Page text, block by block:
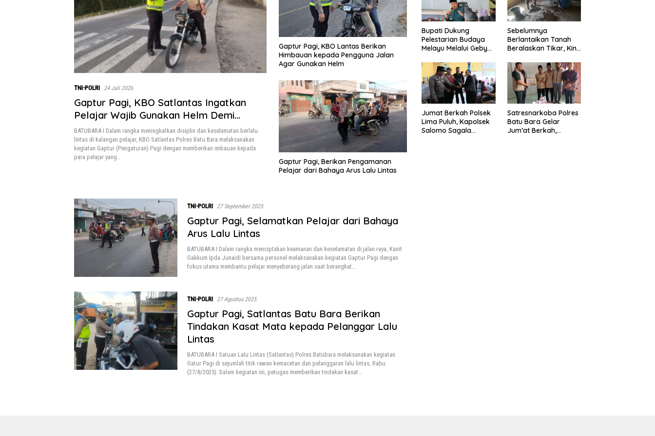
TNI-POLRI 24 Juli 2026
Gaptur Pagi, KBO Satlantas Ingatkan
Pelajar Wajib Gunakan Helm Demi
Keselamatan
BATUBARA I Dalam rangka meningkatkan disiplin dan keselamatan berlalu
lintas di kalangan pelajar, KBO Satlantas Polres Batu Bara melaksanakan
kegiatan Gaptur (Pengaturan) Pagi dengan memberikan imbauan kepada
para pelajar yang…
Gaptur Pagi, KBO Lantas Berikan
Himbauan kepada Pengguna Jalan
Agar Gunakan Helm
Gaptur Pagi, Berikan Pengamanan
Pelajar dari Bahaya Arus Lalu Lintas
TNI-POLRI 27 September 2025
Gaptur Pagi, Selamatkan Pelajar dari Bahaya
Arus Lalu Lintas
BATUBARA I Dalam rangka menciptakan keamanan dan keselamatan di jalan raya, Kanit
Gakkum Ipda Junaidi bersama personel melaksanakan kegiatan Gaptur Pagi dengan
fokus utama membantu pelajar menyeberang jalan saat berangkat…
TNI-POLRI 27 Agustus 2025
Gaptur Pagi, Satlantas Batu Bara Berikan
Tindakan Kasat Mata kepada Pelanggar Lalu
Lintas
BATUBARA I Satuan Lalu Lintas (Satlantas) Polres Batubara melaksanakan kegiatan
Gatur Pagi di sejumlah titik rawan kemacetan dan pelanggaran lalu lintas, Rabu
(27/8/2025). Dalam kegiatan ini, petugas memberikan tindakan kasat…
Bupati Dukung
Pelestarian Budaya
Melayu Melalui Gebyar
Tahun 2026
Sebelumnya
Berlantaikan Tanah
Beralaskan Tikar, Kini
Lantai Rumah yang
Layak Berkat Satgas
TMMD Ke-129 Kodim
0208/Asahan
Jumat Berkah Polsek
Lima Puluh, Kapolsek
Salomo Sagala
Satresnarkoba Polres
Batu Bara Gelar
Jum’at Berkah,